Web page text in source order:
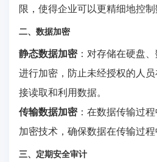
限，使得企业可以更精细地控制
二、数据加密
静态数据加密：对存储在硬盘
进行加密，防止未经授权的人
接读取和利用数据。
传输数据加密：在数据传输过
加密技术，确保数据在传输过程
三、定期安全审计